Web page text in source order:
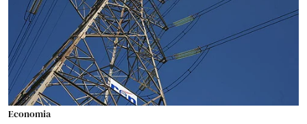
Economia